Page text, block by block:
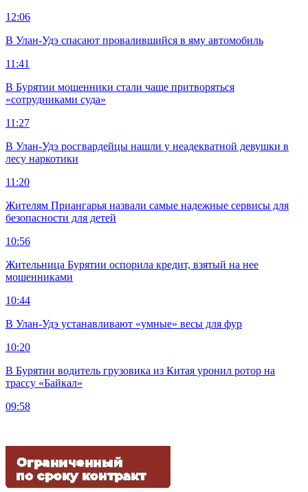
12:06
В Улан-Удэ спасают провалившийся в яму автомобиль
11:41
В Бурятии мошенники стали чаще притворяться
«сотрудниками суда»
11:27
В Улан-Удэ росгвардейцы нашли у неадекватной девушки в
лесу наркотики
11:20
Жителям Приангарья назвали самые надежные сервисы для
безопасности для детей
10:56
Жительница Бурятии оспорила кредит, взятый на нее
мошенниками
10:44
В Улан-Удэ устанавливают «умные» весы для фур
10:20
В Бурятии водитель грузовика из Китая уронил ротор на
трассу «Байкал»
09:58